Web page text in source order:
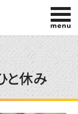
と休み